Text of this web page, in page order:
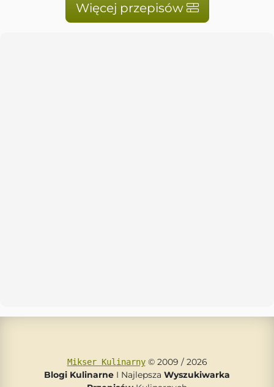
Więcej przepisów
Mikser Kulinarny© 2009 / 2026
Blogi Kulinarne I Najlepsza Wyszukiwarka